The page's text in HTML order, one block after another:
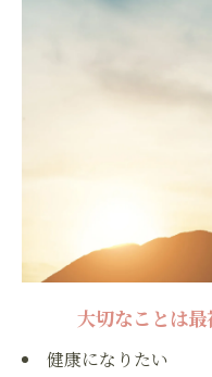
大切なことは
健康になりたい